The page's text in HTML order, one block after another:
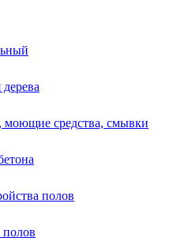
моющие средства, смывки
полов